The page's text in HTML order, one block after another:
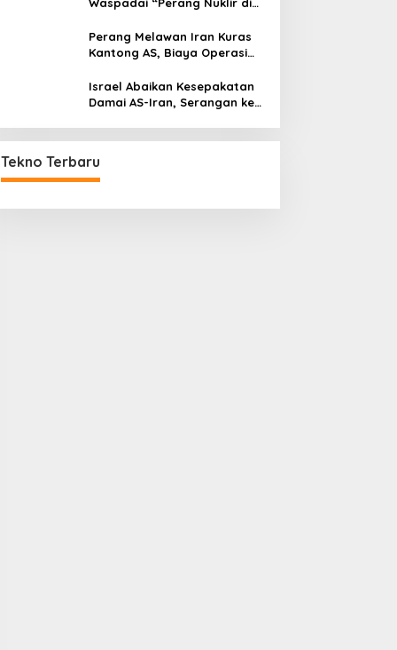
Waspadai “Perang Nuklir di
Perang Melawan Iran Kuras
Kantong AS, Biaya Operasi
Israel Abaikan Kesepakatan
Damai AS-Iran, Serangan ke
Tekno Terbaru